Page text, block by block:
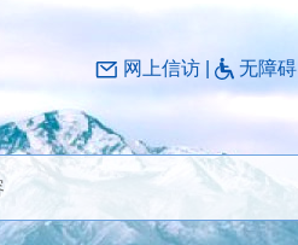
网上信访
无障碍